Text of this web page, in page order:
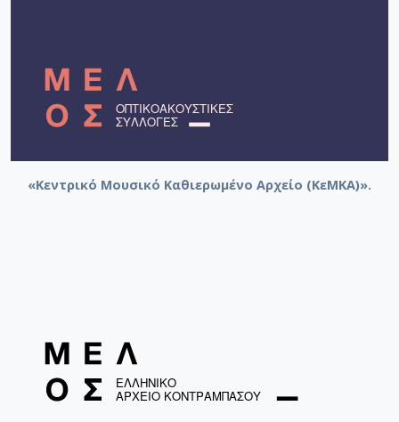
«Κεντρικό Μουσικό Καθιερωμένο Αρχείο (ΚεΜΚΑ)».